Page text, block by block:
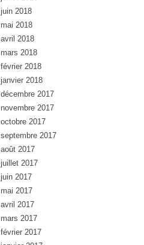
juin 2018
mai 2018
avril 2018
mars 2018
février 2018
janvier 2018
décembre 2017
novembre 2017
octobre 2017
septembre 2017
août 2017
juillet 2017
juin 2017
mai 2017
avril 2017
mars 2017
février 2017